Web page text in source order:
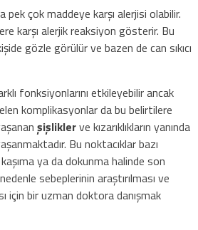
pek çok maddeye karşı alerjisi olabilir.
karşı alerjik reaksiyon gösterir. Bu
gözle görülür ve bazen de can sıkıcı
fonksiyonlarını etkileyebilir ancak
komplikasyonlar da bu belirtilere
şişliklerve kızarıklıkların yanında
Bu noktacıklar bazı
ya da dokunma halinde son
sebeplerinin araştırılması ve
için bir uzman doktora danışmak